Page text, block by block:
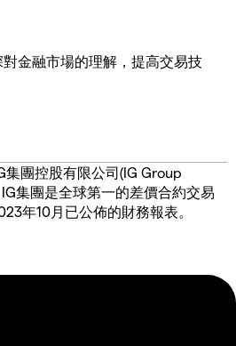
金融市場的理解，提高交易技
團控股有限公司(IG Group
集團是全球第一的差價合約交易
年10月已公佈的財務報表。